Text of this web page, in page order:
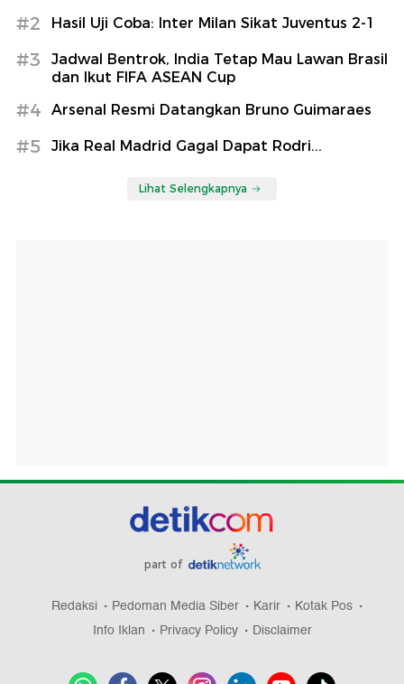
#2 Hasil Uji Coba: Inter Milan Sikat Juventus 2-1
#3
Jadwal Bentrok, India Tetap Mau Lawan Brasil
dan Ikut FIFA ASEAN Cup
#4 Arsenal Resmi Datangkan Bruno Guimaraes
#5 Jika Real Madrid Gagal Dapat Rodri...
Lihat Selengkapnya
part of
Redaksi Pedoman Media Siber Karir
Kotak Pos
Info Iklan
Privacy Policy Disclaimer